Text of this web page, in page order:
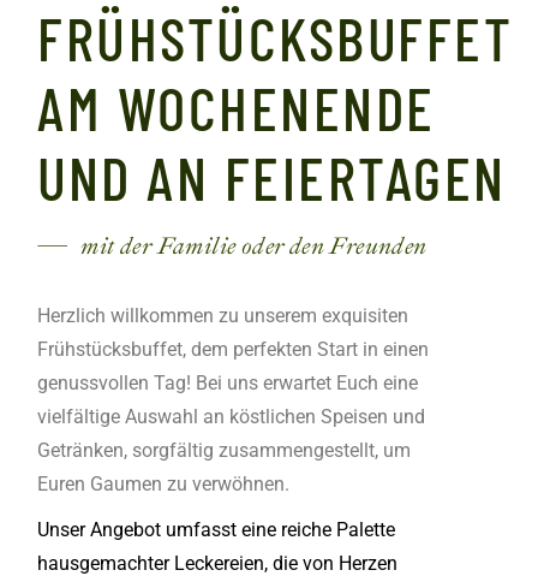
FRÜHSTÜCKSBUFFET
AM WOCHENENDE
UND AN FEIERTAGEN
mit der Familie oder den Freunden
Herzlich willkommen zu unserem exquisiten
Frühstücksbuffet, dem perfekten Start in einen
genussvollen Tag! Bei uns erwartet Euch eine
vielfältige Auswahl an köstlichen Speisen und
Getränken, sorgfältig zusammengestellt, um
Euren Gaumen zu verwöhnen.
Unser Angebot umfasst eine reiche Palette
hausgemachter Leckereien, die von Herzen